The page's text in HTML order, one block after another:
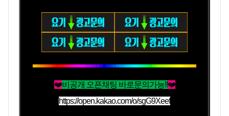
❤️비공개 오픈채팅 바로문의가능!!❤️
https://open.kakao.com/o/sgG9Xeef